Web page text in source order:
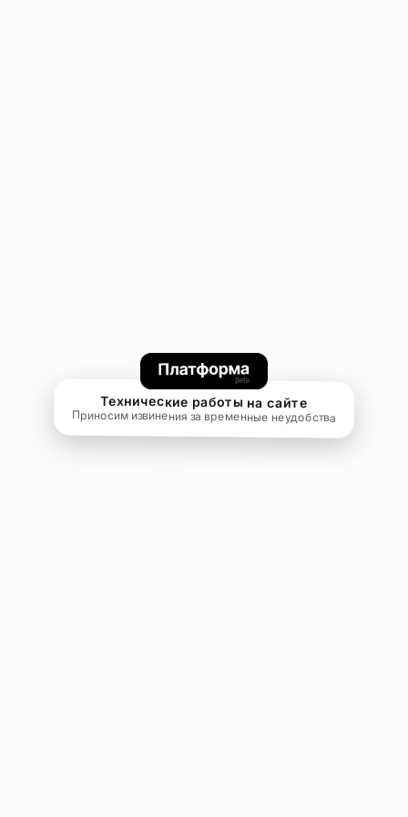
Технические работы на сайте
Приносим извинения за временные неудобства